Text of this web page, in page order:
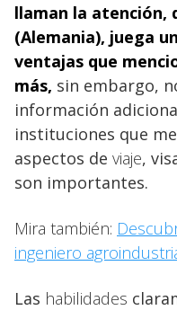
llaman la atención,
(Alemania), juega
ventajas que
más, sin embargo,
información
instituciones que
aspectos de viaje,
son importantes.
Mira también:
ingeniero
Las habilidades